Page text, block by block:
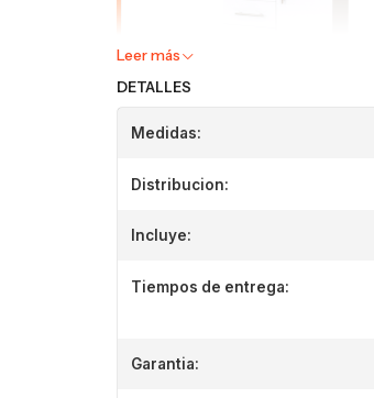
Leer más
DETALLES
Medidas:
Distribucion:
Incluye:
Tiempos de entrega:
Garantia: